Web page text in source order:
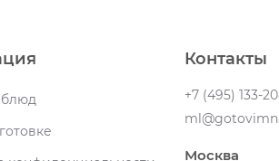
Контакты
+7 (495) 133-
Москва